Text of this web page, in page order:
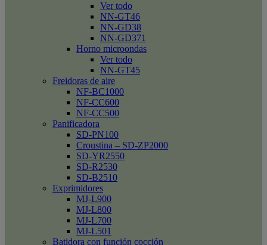
Ver todo
NN-GT46
NN-GD38
NN-GD371
Horno microondas
Ver todo
NN-GT45
Freidoras de aire
NF-BC1000
NF-CC600
NF-CC500
Panificadora
SD-PN100
Croustina – SD-ZP2000
SD-YR2550
SD-R2530
SD-B2510
Exprimidores
MJ-L900
MJ-L800
MJ-L700
MJ-L501
Batidora con función cocción